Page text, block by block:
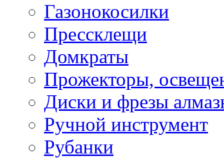
Газонокосилки
Прессклещи
Домкраты
Прожекторы,
Диски и фрезы
Ручной инструмент
Рубанки